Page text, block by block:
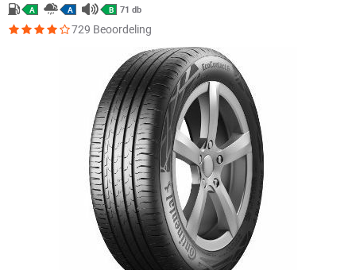
A A B 71 db
729 Beoordeling